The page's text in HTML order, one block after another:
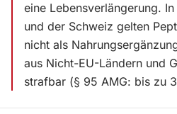
eine Lebensverlängerung.
und der Schweiz gelten
nicht als
aus Nicht-EU-Ländern und
strafbar (§ 95 AMG: bis zu